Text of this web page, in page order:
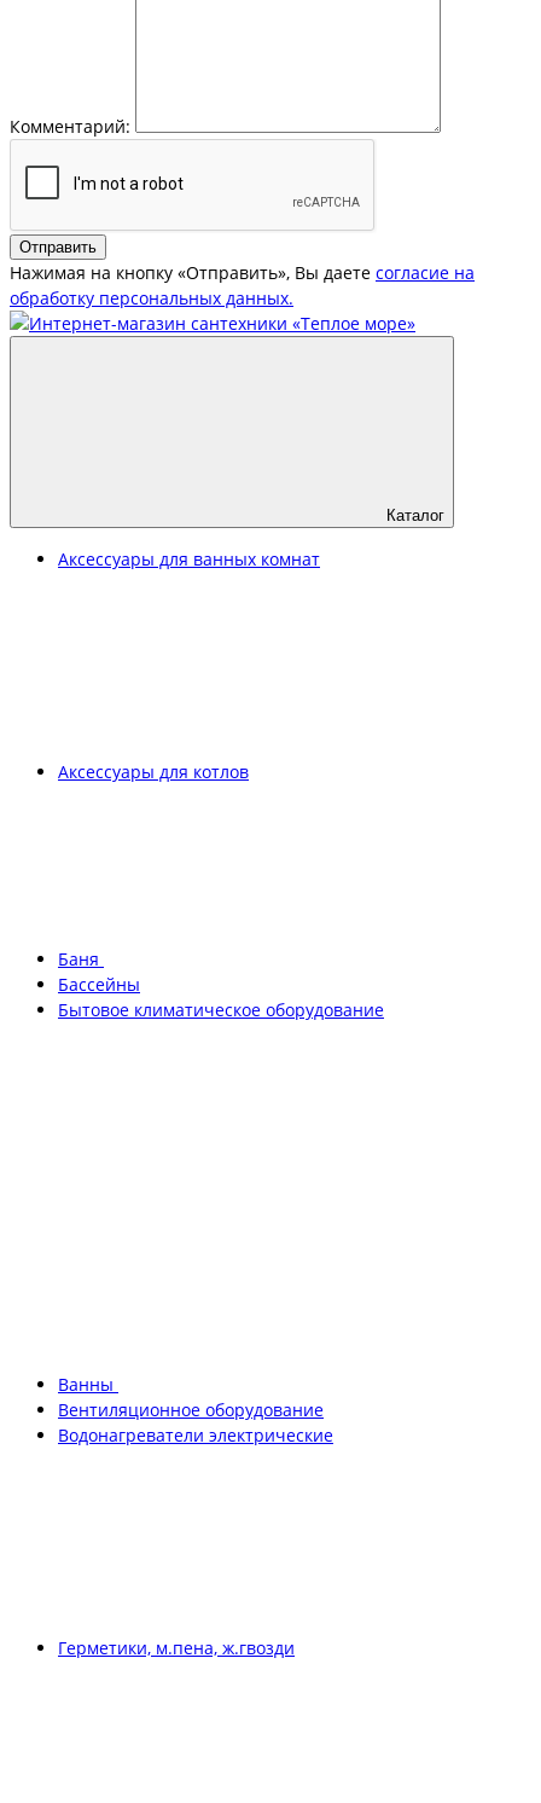
Комментарий:
Отправить
Нажимая на кнопку «Отправить», Вы даете согласие на
обработку персональных данных.
Каталог
Аксессуары для ванных комнат
Аксессуары для котлов
Баня
Бассейны
Бытовое климатическое оборудование
Ванны
Вентиляционное оборудование
Водонагреватели электрические
Герметики, м.пена, ж.гвозди